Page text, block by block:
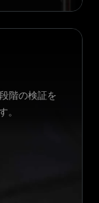
階の検証を
。